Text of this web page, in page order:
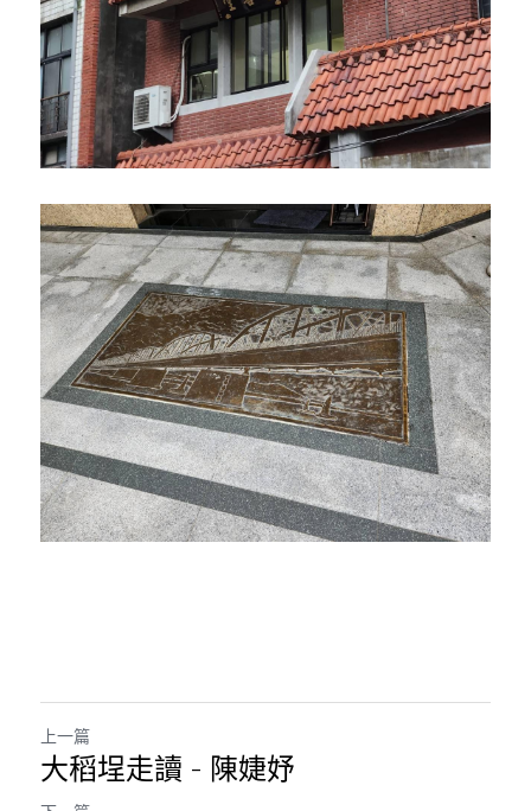
上一篇
大稻埕走讀 - 陳婕妤